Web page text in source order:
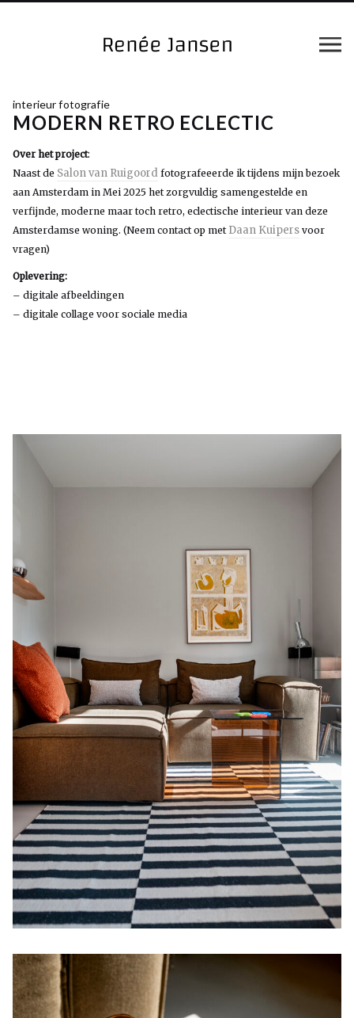
interieur fotografie
MODERN RETRO ECLECTIC
Over het project:
Naast de Salon van Ruigoord fotografeeerde ik tijdens mijn bezoek
aan Amsterdam in Mei 2025 het zorgvuldig samengestelde en
verfijnde, moderne maar toch retro, eclectische interieur van deze
Amsterdamse woning. (Neem contact op met Daan Kuipers voor
vragen)
Oplevering:
– digitale afbeeldingen
– digitale collage voor sociale media